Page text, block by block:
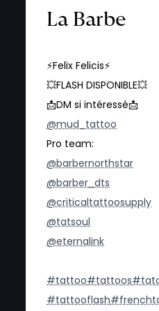
La Barbe
⚡️Felix Felicis⚡️
💥FLASH DISPONIBLE💥
📩DM si intéressé📩
@mud_tattoo
Pro team:
@barbernorthstar
@barber_dts
@criticaltattoosupply
@tatsoul
@eternalink
#tattoo#tattoos
#tattooflash